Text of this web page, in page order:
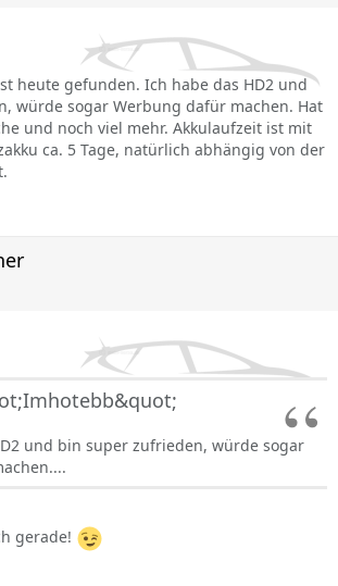
heute gefunden. Ich habe das HD2 und
würde sogar Werbung dafür machen. Hat
und noch viel mehr. Akkulaufzeit ist mit
ca. 5 Tage, natürlich abhängig von der
und bin super zufrieden, würde sogar
gerade!